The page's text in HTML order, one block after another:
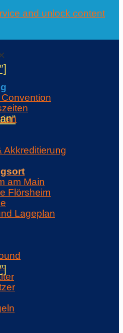
and unlock content
Akkreditierung
am Main
Flörsheim
Lageplan